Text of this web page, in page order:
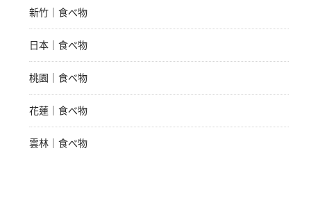
新竹｜食べ物
日本｜食べ物
桃園｜食べ物
花蓮｜食べ物
雲林｜食べ物